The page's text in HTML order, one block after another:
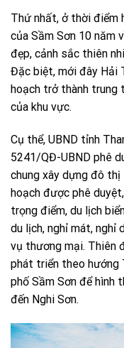
Thứ nhất, ở thời điểm
của Sầm Sơn 10 năm
đẹp, cảnh sắc thiên
Đặc biệt, mới đây Hải
hoạch trở thành trung
của khu vực.
Cụ thể, UBND tỉnh
5241/QĐ-UBND phê
chung xây dựng đô
hoạch được phê
trọng điểm, du lịch
du lịch, nghỉ mát, nghỉ
vụ thương mại. Thiên
phát triển theo hướng
phố Sầm Sơn để hình
đến Nghi Sơn.